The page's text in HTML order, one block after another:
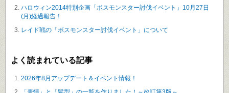
ハロウィン2014特別企画「ボスモンスター討伐イベント」10月27日
(月)経過報告！
レイド戦の「ボスモンスター討伐イベント」について
よく読まれている記事
2026年8月アップデート＆イベント情報！